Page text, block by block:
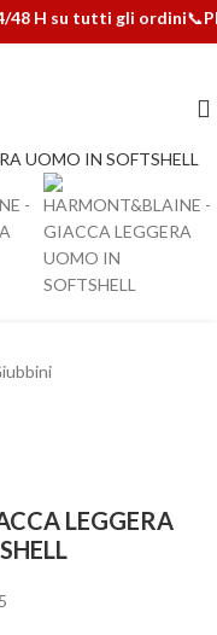
48 H su tutti gli ordini📞
LEGGERA